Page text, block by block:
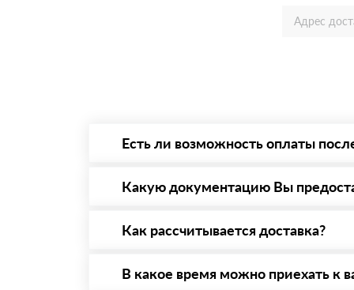
Есть ли возможность оплаты
то Вы вправе от него отказаться.
Какую документацию Вы
Как рассчитывается доставка?
стоимости и сроков доставки, которые
В какое время можно приехать к